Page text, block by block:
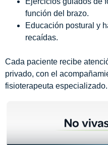
función del brazo.
Educación postural y
recaídas.
Cada paciente recibe
privado, con el
fisioterapeuta especializado.